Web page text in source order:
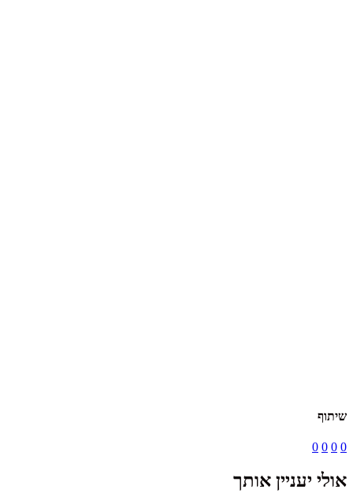
שיתוף
0
0
0
0
אולי יעניין אותך